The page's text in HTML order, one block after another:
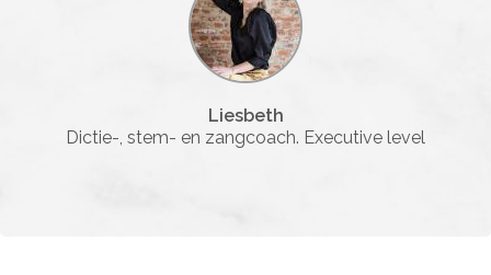
Liesbeth
Dictie-, stem- en zangcoach. Executive level